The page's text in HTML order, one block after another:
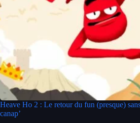
Heave Ho 2 : Le retour du fun (presque)
canap’